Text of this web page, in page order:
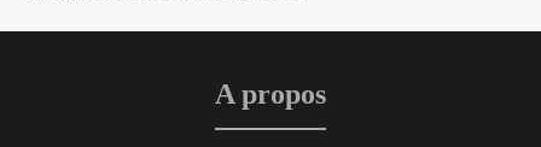
A propos